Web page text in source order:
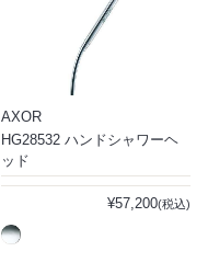
AXOR
HG28532 ハンドシャワーヘ
ッド
¥57,200(税込)